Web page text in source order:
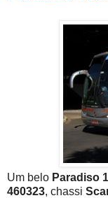
Um belo Paradiso
460323, chassi